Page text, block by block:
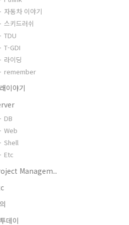
자동차 이야기
스키드러쉬
TDU
T-GDI
라이딩
remember
이야기
DB
Web
Shell
Etc
Managem..
데이